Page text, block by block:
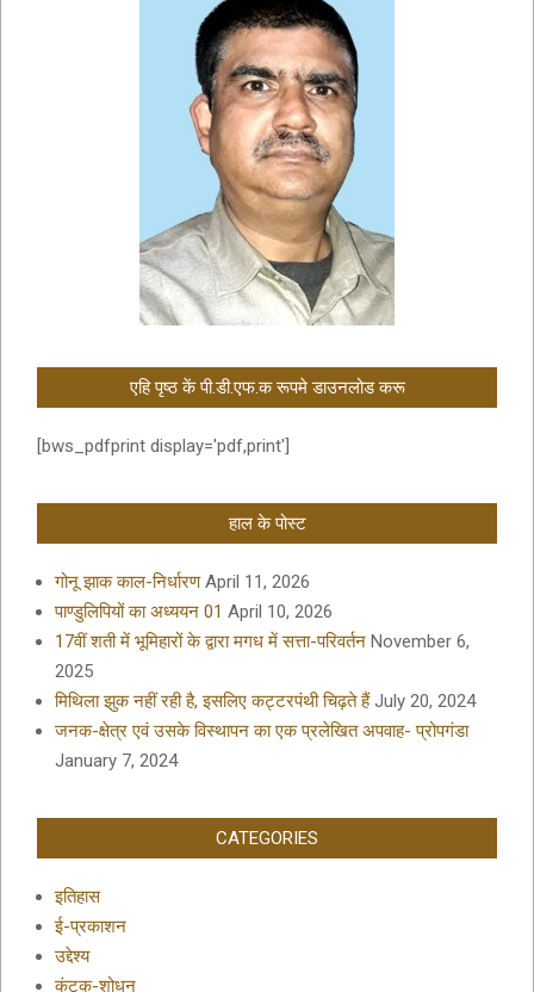
एहि पृष्ठ कें पी.डी.एफ.क रूपमे डाउनलोड करू
[bws_pdfprint display='pdf,print']
हाल के पोस्ट
गोनू झाक काल-निर्धारण April 11, 2026
पाण्डुलिपियों का अध्ययन 01 April 10, 2026
17वीं शती में भूमिहारों के द्वारा मगध में सत्ता-परिवर्तन November 6,
2025
मिथिला झुक नहीं रही है, इसलिए कट्टरपंथी चिढ़ते हैं July 20, 2024
जनक-क्षेत्र एवं उसके विस्थापन का एक प्रलेखित अपवाह- प्रोपगंडा
January 7, 2024
CATEGORIES
इतिहास
ई-प्रकाशन
उद्देश्य
कंटक-शोधन